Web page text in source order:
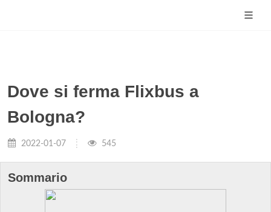
Dove si ferma Flixbus a
Bologna?
2022-01-07 545
Sommario